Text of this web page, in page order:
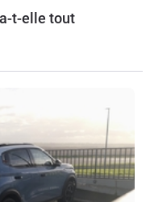
t-elle tout